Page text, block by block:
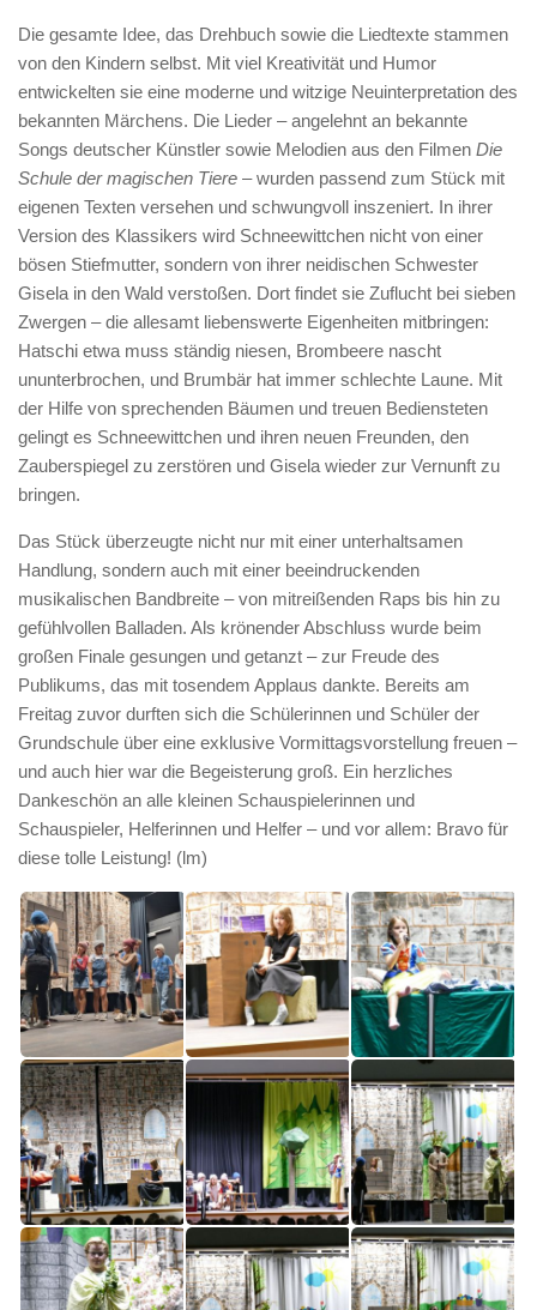
Die gesamte Idee, das Drehbuch sowie die Liedtexte stammen
von den Kindern selbst. Mit viel Kreativität und Humor
entwickelten sie eine moderne und witzige Neuinterpretation des
bekannten Märchens. Die Lieder – angelehnt an bekannte
Songs deutscher Künstler sowie Melodien aus den Filmen Die
Schule der magischen Tiere – wurden passend zum Stück mit
eigenen Texten versehen und schwungvoll inszeniert. In ihrer
Version des Klassikers wird Schneewittchen nicht von einer
bösen Stiefmutter, sondern von ihrer neidischen Schwester
Gisela in den Wald verstoßen. Dort findet sie Zuflucht bei sieben
Zwergen – die allesamt liebenswerte Eigenheiten mitbringen:
Hatschi etwa muss ständig niesen, Brombeere nascht
ununterbrochen, und Brumbär hat immer schlechte Laune. Mit
der Hilfe von sprechenden Bäumen und treuen Bediensteten
gelingt es Schneewittchen und ihren neuen Freunden, den
Zauberspiegel zu zerstören und Gisela wieder zur Vernunft zu
bringen.
Das Stück überzeugte nicht nur mit einer unterhaltsamen
Handlung, sondern auch mit einer beeindruckenden
musikalischen Bandbreite – von mitreißenden Raps bis hin zu
gefühlvollen Balladen. Als krönender Abschluss wurde beim
großen Finale gesungen und getanzt – zur Freude des
Publikums, das mit tosendem Applaus dankte. Bereits am
Freitag zuvor durften sich die Schülerinnen und Schüler der
Grundschule über eine exklusive Vormittagsvorstellung freuen –
und auch hier war die Begeisterung groß. Ein herzliches
Dankeschön an alle kleinen Schauspielerinnen und
Schauspieler, Helferinnen und Helfer – und vor allem: Bravo für
diese tolle Leistung! (lm)